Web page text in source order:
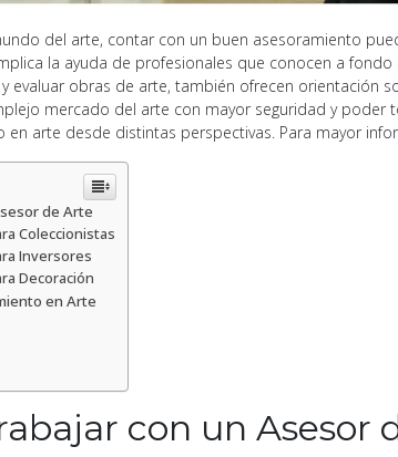
del arte, contar con un buen asesoramiento
la ayuda de profesionales que conocen a fondo
evaluar obras de arte, también ofrecen orientación
mercado del arte con mayor seguridad y
arte desde distintas perspectivas. Para mayor
de Arte
Coleccionistas
Inversores
Decoración
en Arte
con un Asesor